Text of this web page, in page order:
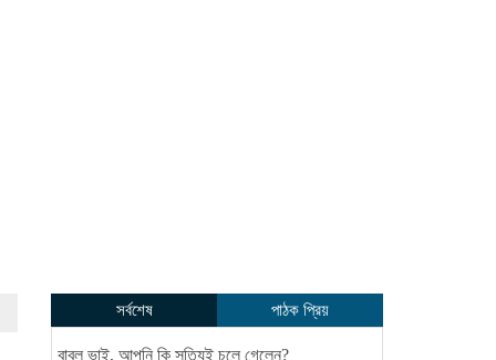
সর্বশেষ পাঠক প্রিয়
বাবলু ভাই, আপনি কি সত্যিই চলে গেলেন?